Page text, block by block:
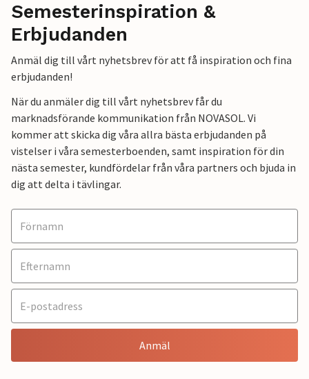
Semesterinspiration &
Erbjudanden
Anmäl dig till vårt nyhetsbrev för att få inspiration och fina
erbjudanden!
När du anmäler dig till vårt nyhetsbrev får du
marknadsförande kommunikation från NOVASOL. Vi
kommer att skicka dig våra allra bästa erbjudanden på
vistelser i våra semesterboenden, samt inspiration för din
nästa semester, kundfördelar från våra partners och bjuda in
dig att delta i tävlingar.
Anmäl